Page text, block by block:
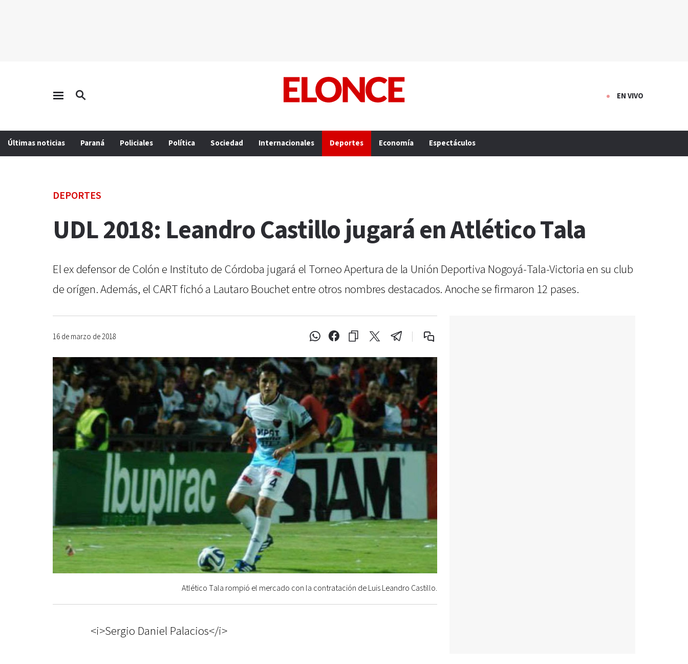
EN VIVO
Últimas noticias Paraná Policiales Política Sociedad Internacionales Deportes Economía Espectáculos
DEPORTES
UDL 2018: Leandro Castillo jugará en Atlético Tala
El ex defensor de Colón e Instituto de Córdoba jugará el Torneo Apertura de la Unión Deportiva Nogoyá-Tala-Victoria en su club
de orígen. Además, el CART fichó a Lautaro Bouchet entre otros nombres destacados. Anoche se firmaron 12 pases.
16 de marzo de 2018
Atlético Tala rompió el mercado con la contratación de Luis Leandro Castillo.
<i>Sergio Daniel Palacios</i>